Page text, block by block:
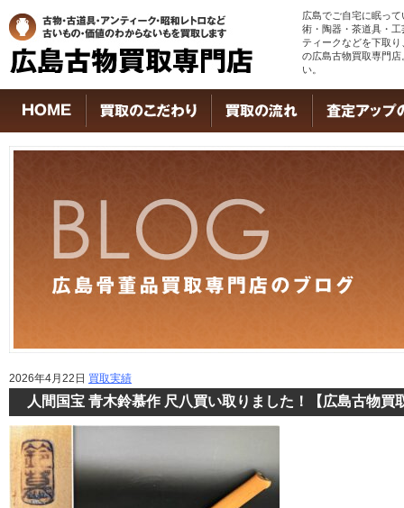
広島でご自宅に眠っ
術・陶器・茶道具・
ティークなどを下取
の広島古物買取専門
い。
2026年4月22日 買取実績
人間国宝 青木鈴慕作 尺八買い取りました！【広島古物買